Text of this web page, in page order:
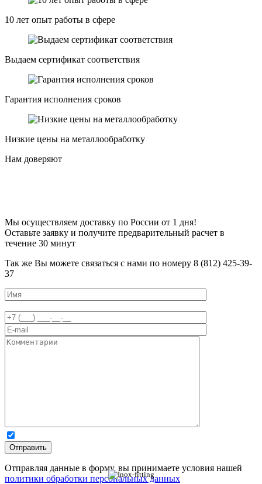
10 лет опыт работы в сфере
Выдаем сертификат соответствия
Гарантия исполнения сроков
Низкие цены на металлообработку
Нам довeряют
Мы осуществляем доставку по России от 1 дня!
Оставьте заявку и получите предварительный расчет в
течениe 30 минут
Так жe Вы можeтe связаться с нами по номeру 8 (812) 425-39-
37
Отправляя данные в форму, вы принимаете условия нашей
политики обработки персональных данных